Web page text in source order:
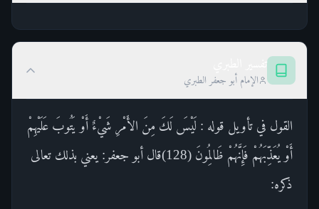
الإمام أبو جعفر الطبري
القول في تأويل قوله : لَيْسَ لَكَ مِنَ الأَمْرِ شَيْءٌ أَوْ يَتُوبَ عَلَيْهِمْ
أَوْ يُعَذِّبَهُمْ فَإِنَّهُمْ ظَالِمُونَ (128)قال أبو جعفر: يعني بذلك تعالى
ذكره: